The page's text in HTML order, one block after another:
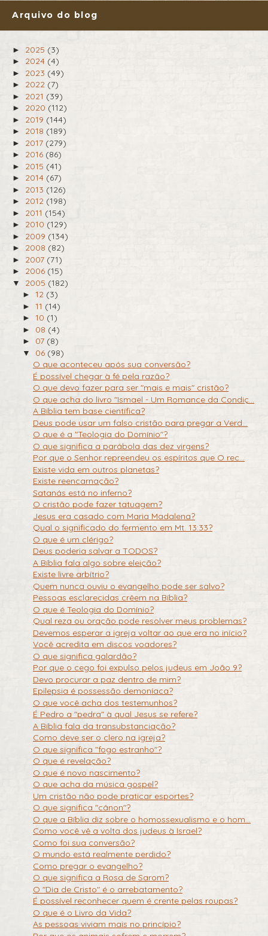
Arquivo do blog
► 2025 (3)
► 2024 (4)
► 2023 (49)
► 2022 (7)
► 2021 (39)
► 2020 (112)
► 2019 (144)
► 2018 (189)
► 2017 (279)
► 2016 (86)
► 2015 (41)
► 2014 (67)
► 2013 (126)
► 2012 (198)
► 2011 (154)
► 2010 (129)
► 2009 (134)
► 2008 (82)
► 2007 (71)
► 2006 (15)
▼ 2005 (182)
► 12 (3)
► 11 (14)
► 10 (1)
► 08 (4)
► 07 (8)
▼ 06 (98)
O que aconteceu após sua conversão?
É possível chegar à fé pela razão?
O que devo fazer para ser "mais e mais" cristão?
O que acha do livro "Ismael - Um Romance da Condiç...
A Bíblia tem base científica?
Deus pode usar um falso cristão para pregar a Verd...
O que é a "Teologia do Domínio"?
O que significa a parábola das dez virgens?
Por que o Senhor repreendeu os espíritos que O rec...
Existe vida em outros planetas?
Existe reencarnação?
Satanás está no inferno?
O cristão pode fazer tatuagem?
Jesus era casado com Maria Madalena?
Qual o significado do fermento em Mt. 13:33?
O que é um clérigo?
Deus poderia salvar a TODOS?
A Bíblia fala algo sobre eleição?
Existe livre arbítrio?
Quem nunca ouviu o evangelho pode ser salvo?
Pessoas esclarecidas crêem na Bíblia?
O que é Teologia do Domínio?
Qual reza ou oração pode resolver meus problemas?
Devemos esperar a igreja voltar ao que era no início?
Você acredita em discos voadores?
O que significa galardão?
Por que o cego foi expulso pelos judeus em João 9?
Devo procurar a paz dentro de mim?
Epilepsia é possessão demoníaca?
O que você acha dos testemunhos?
É Pedro a "pedra" à qual Jesus se refere?
A Bíblia fala da transubstanciação?
Como deve ser o clero na igreja?
O que significa "fogo estranho"?
O que é revelação?
O que é novo nascimento?
O que acha da música gospel?
Um cristão não pode praticar esportes?
O que significa "cânon"?
O que a Bíblia diz sobre o homossexualismo e o hom...
Como você vê a volta dos judeus à Israel?
Como foi sua conversão?
O mundo está realmente perdido?
Como pregar o evangelho?
O que significa a Rosa de Sarom?
O "Dia de Cristo" é o arrebatamento?
É possível reconhecer quem é crente pelas roupas?
O que é o Livro da Vida?
As pessoas viviam mais no princípio?